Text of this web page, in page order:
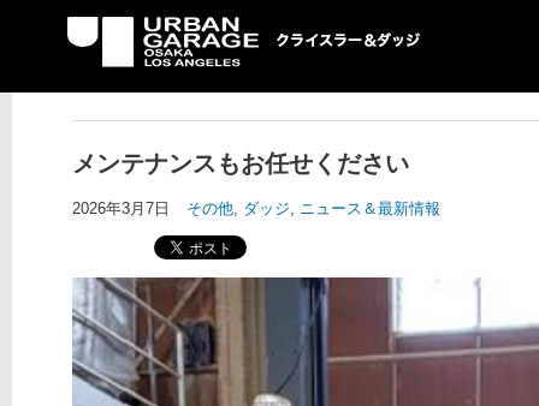
UG クライスラー＆ダ
ッジ専門店
メンテナンスもお任せください
2026年3月7日 その他, ダッジ, ニュース＆最新情報